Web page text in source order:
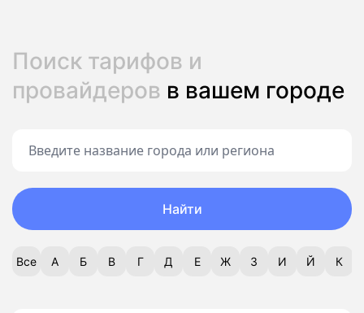
Поиск тарифов и
провайдеров в вашем городе
Найти
Все А Б В Г Д Е Ж З И Й К